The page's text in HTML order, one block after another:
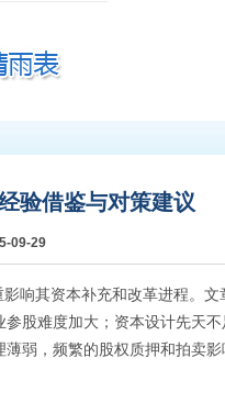
验借鉴与对策建议
09-29
响其资本补充和改革进程。
股难度加大；资本设计先天
薄弱，频繁的股权质押和拍